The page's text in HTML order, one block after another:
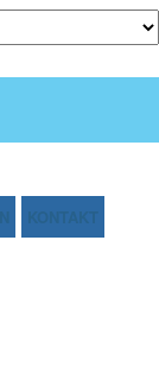
KONTAKT